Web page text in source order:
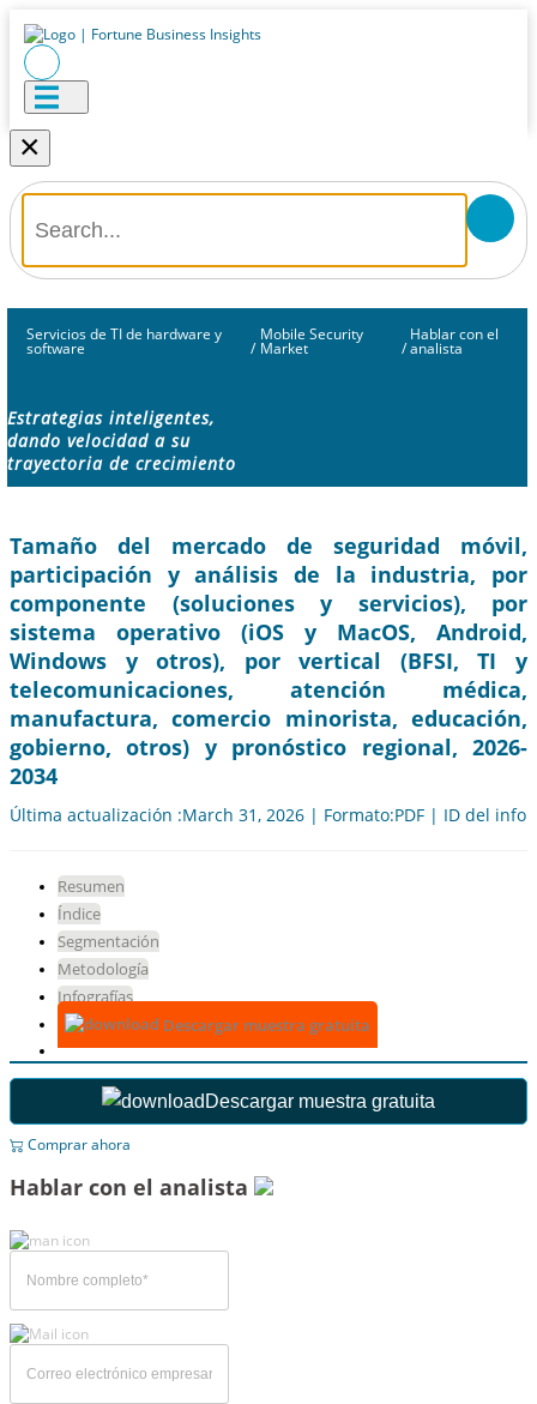
×
Servicios de TI de hardware y
software /
Mobile Security
Market /
Hablar con el
analista
Estrategias inteligentes,
dando velocidad a su
trayectoria de crecimiento
Tamaño del mercado de seguridad móvil,
participación y análisis de la industria, por
componente (soluciones y servicios), por
sistema operativo (iOS y MacOS, Android,
Windows y otros), por vertical (BFSI, TI y
telecomunicaciones, atención médica,
manufactura, comercio minorista, educación,
gobierno, otros) y pronóstico regional, 2026-
2034
Última actualización :March 31, 2026 | Formato:PDF | ID del
Resumen
Índice
Segmentación
Metodología
Infografías
Descargar muestra gratuita
Descargar muestra gratuita
Comprar ahora
Hablar con el analista